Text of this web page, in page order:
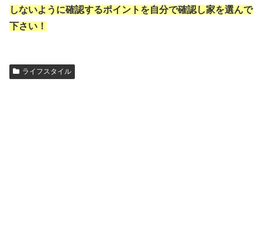
しないように確認するポイントを自分で確認し家を選んで
下さい！
ライフスタイル